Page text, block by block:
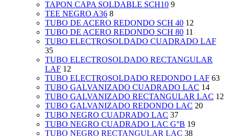
TAPON CAPA SOLDABLE SCH10 9
TEE NEGRO A36 8
TUBO DE ACERO REDONDO SCH 40 12
TUBO DE ACERO REDONDO SCH 80 11
TUBO ELECTROSOLDADO CUADRADO LAF
35
TUBO ELECTROSOLDADO RECTANGULAR
LAF 12
TUBO ELECTROSOLDADO REDONDO LAF 63
TUBO GALVANIZADO CUADRADO LAC 14
TUBO GALVANIZADO RECTANGULAR LAC 12
TUBO GALVANIZADO REDONDO LAC 20
TUBO NEGRO CUADRADO LAC 37
TUBO NEGRO CUADRADO LAC G°B 19
TUBO NEGRO RECTANGULAR LAC 38